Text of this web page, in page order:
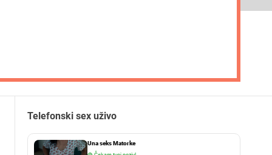
Telefonski sex uživo
Una seks Matorke